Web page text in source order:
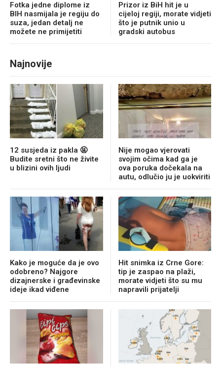
Fotka jedne diplome iz
BIH nasmijala je regiju do
suza, jedan detalj ne
možete ne primijetiti
Prizor iz BiH hit je u
cijeloj regiji, morate vidjeti
što je putnik unio u
gradski autobus
Najnovije
12 susjeda iz pakla 🤬
Budite sretni što ne živite
u blizini ovih ljudi
Nije mogao vjerovati
svojim očima kad ga je
ova poruka dočekala na
autu, odlučio ju je uokviriti
Kako je moguće da je ovo
odobreno? Najgore
dizajnerske i građevinske
ideje ikad viđene
Hit snimka iz Crne Gore:
tip je zaspao na plaži,
morate vidjeti što su mu
napravili prijatelji